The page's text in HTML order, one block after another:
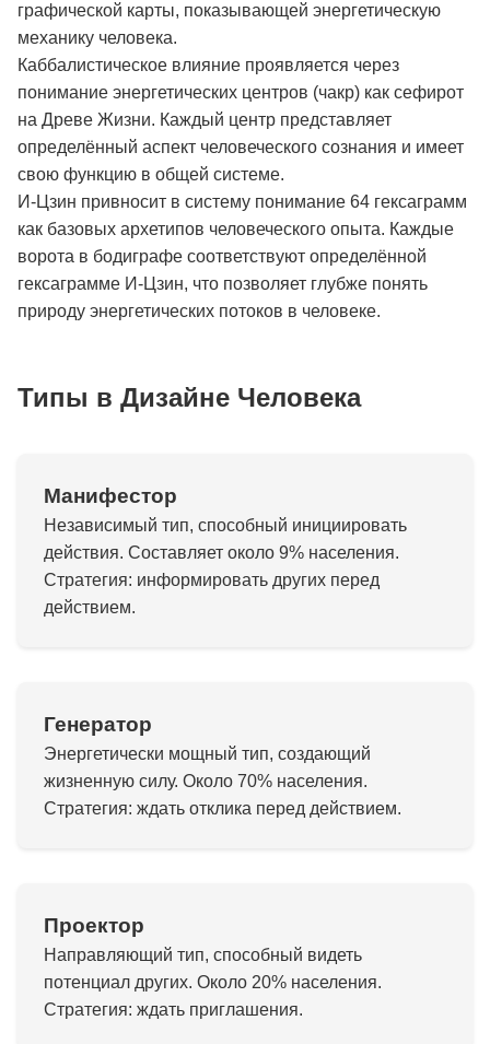
графической карты, показывающей энергетическую
механику человека.
Каббалистическое влияние проявляется через
понимание энергетических центров (чакр) как сефирот
на Древе Жизни. Каждый центр представляет
определённый аспект человеческого сознания и имеет
свою функцию в общей системе.
И-Цзин привносит в систему понимание 64 гексаграмм
как базовых архетипов человеческого опыта. Каждые
ворота в бодиграфе соответствуют определённой
гексаграмме И-Цзин, что позволяет глубже понять
природу энергетических потоков в человеке.
Типы в Дизайне Человека
Манифестор
Независимый тип, способный инициировать
действия. Составляет около 9% населения.
Стратегия: информировать других перед
действием.
Генератор
Энергетически мощный тип, создающий
жизненную силу. Около 70% населения.
Стратегия: ждать отклика перед действием.
Проектор
Направляющий тип, способный видеть
потенциал других. Около 20% населения.
Стратегия: ждать приглашения.